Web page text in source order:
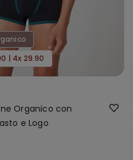
| 4x 29.90
Organico con
e Logo